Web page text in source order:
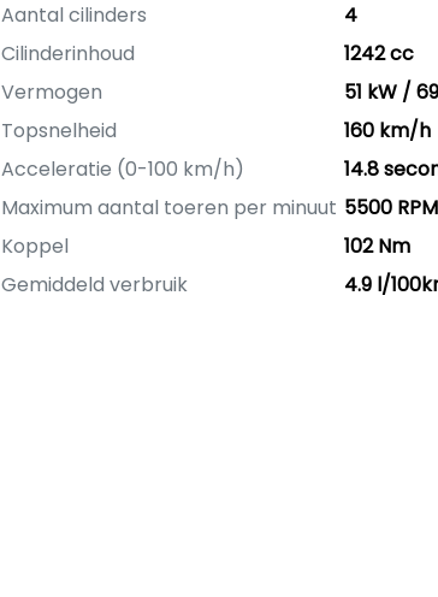
Aantal cilinders
4
Cilinderinhoud
1242 cc
Vermogen
51 kW /
Topsnelheid
160 km/h
Acceleratie (0-100 km/h)
14.8
Maximum aantal toeren per minuut 5500 RPM
Koppel
102 Nm
Gemiddeld verbruik
4.9 l/